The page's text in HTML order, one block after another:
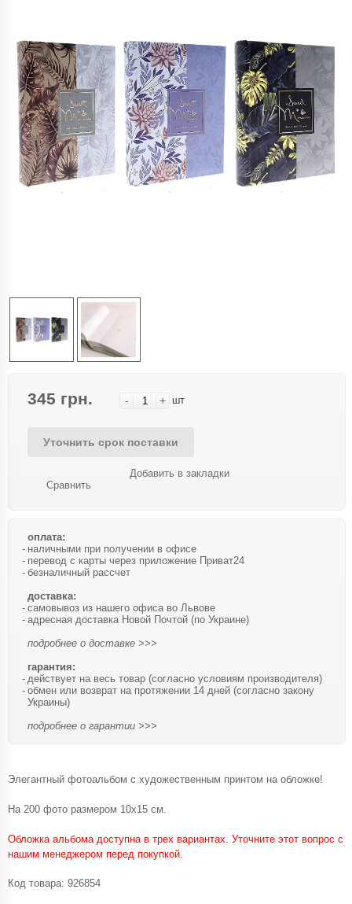
345 грн. - + шт
Уточнить срок поставки
Сравнить
Добавить в закладки
оплата:
наличными при получении в офисе
перевод с карты через приложение Приват24
безналичный рассчет
доставка:
самовывоз из нашего офиса во Львове
адресная доставка Новой Почтой (по Украине)
подробнее о доставке >>>
гарантия:
действует на весь товар (согласно условиям производителя)
обмен или возврат на протяжении 14 дней (согласно закону
Украины)
подробнее о гарантии >>>
Элегантный фотоальбом с художественным принтом на обложке!
На 200 фото размером 10х15 см.
Обложка альбома доступна в трех вариантах. Уточните этот вопрос с
нашим менеджером перед покупкой.
Код товара: 926854